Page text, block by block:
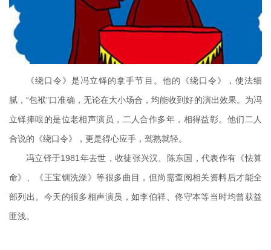
《绕口令》是冯立铎的拿手节目。他的《绕口令》，使法细
腻，“包袱”口准确，无论在大小场合，均能收到好的演出效果。为冯
立铎捧哏的是位老相声演员，二人合作多年，相得益彰。他们二人
合说的《绕口令》，更是得心应手，驾熟就轻。
冯立铎于1981年去世，收徒张兴汉、陈东国，代表作有《怯算
命》、《王宝钏洗澡》等很多曲目，但尚需查阅相关资料后才能全
部列出。今天的很多相声演员，如李伯祥、佟守本等当时均曾获益
匪浅。